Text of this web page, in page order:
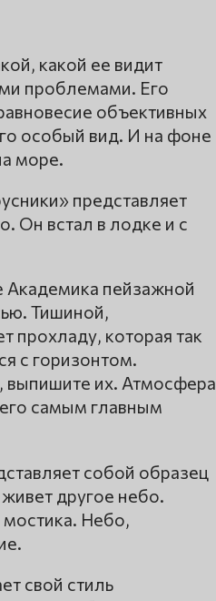
какой ее видит
проблемами. Его
объективных
особый вид. И на фоне
море.
представляет
Он встал в лодке и с
Академика пейзажной
Тишиной,
прохладу, которая так
с горизонтом.
выпишите их. Атмосфера
его самым главным
собой образец
другое небо.
Небо,
свой стиль